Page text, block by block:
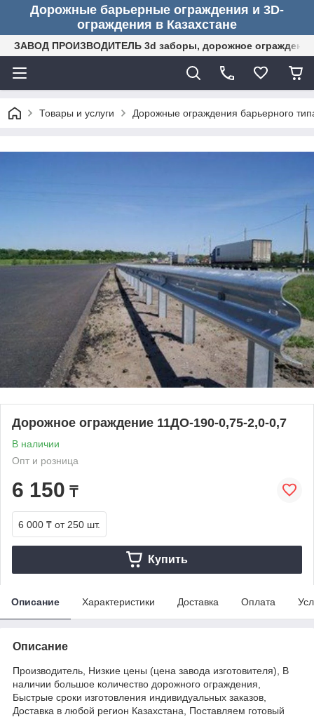
Дорожные барьерные ограждения и 3D-
ограждения в Казахстане
ЗАВОД ПРОИЗВОДИТЕЛЬ 3d заборы, дорожное ограждение
Товары и услуги Дорожные ограждения барьерного
Дорожное ограждение 11ДО-190-0,75-2,0-0,7
В наличии
Опт и розница
6 150 ₸
6 000 ₸ от 250 шт.
Купить
Описание Характеристики Доставка Оплата
Описание
Производитель, Низкие цены (цена завода изготовителя), В
наличии большое количество дорожного ограждения,
Быстрые сроки изготовления индивидуальных заказов,
Доставка в любой регион Казахстана, Поставляем готовый